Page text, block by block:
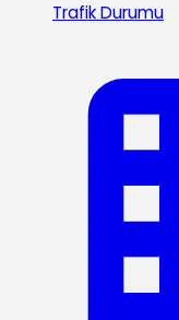
Trafik Durumu